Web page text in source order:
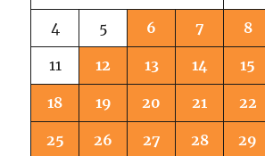
4 5 6 7 8
11 12 13 14 15
18 19 20 21 22
25 26 27 28 29